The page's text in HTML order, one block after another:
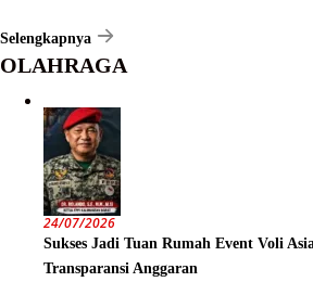
Selengkapnya
OLAHRAGA
24/07/2026
Sukses Jadi Tuan Rumah Event Voli
Transparansi Anggaran